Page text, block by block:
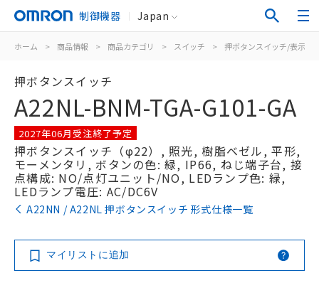
制御機器 Japan
ホーム > 商品情報 > 商品カテゴリ > スイッチ > 押ボタンスイッチ/表示灯
押ボタンスイッチ
A22NL-BNM-TGA-G101-GA
2027年06月受注終了予定
押ボタンスイッチ（φ22）, 照光, 樹脂ベゼル, 平形,
モーメンタリ, ボタンの色: 緑, IP66, ねじ端子台, 接
点構成: NO/点灯ユニット/NO, LEDランプ色: 緑,
LEDランプ電圧: AC/DC6V
A22NN / A22NL 押ボタンスイッチ 形式仕様一覧
マイリストに追加